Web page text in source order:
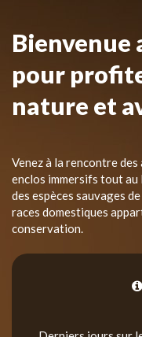
Bienvenue
pour
nature et
Venez à la rencontre
enclos immersifs tout
des espèces sauvages
races domestiques
conservation.